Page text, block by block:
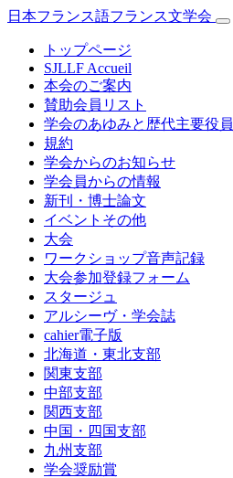
日本フランス語フランス文学会
トップページ
SJLLF Accueil
本会のご案内
賛助会員リスト
学会のあゆみと歴代主要役員
規約
学会からのお知らせ
学会員からの情報
新刊・博士論文
イベントその他
大会
ワークショップ音声記録
大会参加登録フォーム
スタージュ
アルシーヴ・学会誌
cahier電子版
北海道・東北支部
関東支部
中部支部
関西支部
中国・四国支部
九州支部
学会奨励賞